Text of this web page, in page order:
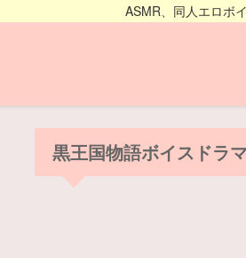
ASMR、同人エロボ
黒王国物語ボイスドラ